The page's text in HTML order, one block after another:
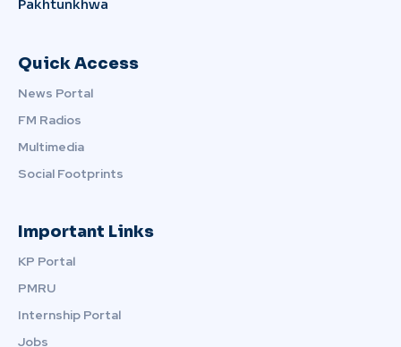
Pakhtunkhwa
Quick Access
News Portal
FM Radios
Multimedia
Social Footprints
Important Links
KP Portal
PMRU
Internship Portal
Jobs